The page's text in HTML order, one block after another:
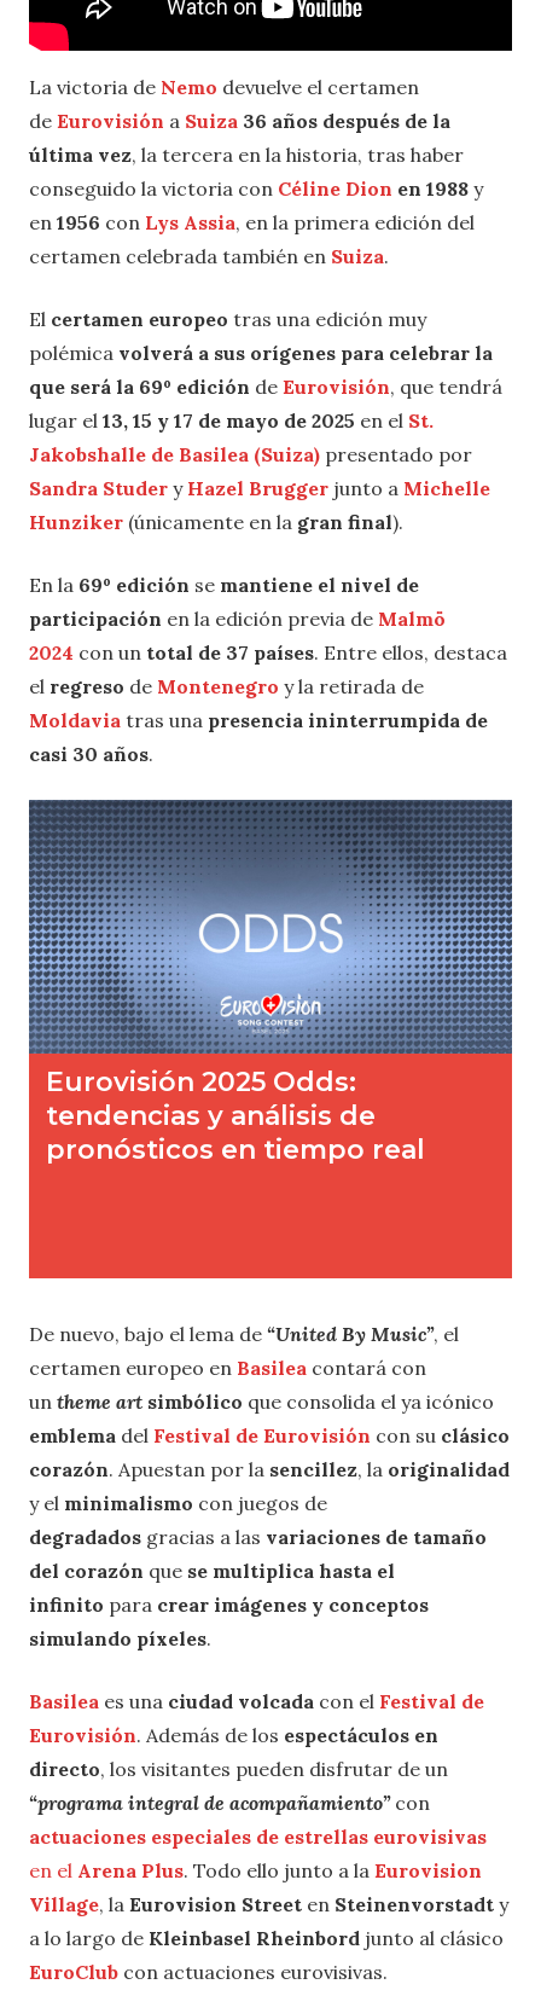
La victoria de Nemo devuelve el certamen
de Eurovisión a Suiza 36 años después de la
última vez, la tercera en la historia, tras haber
conseguido la victoria con Céline Dion en 1988 y
en 1956 con Lys Assia, en la primera edición del
certamen celebrada también en Suiza.
El certamen europeo tras una edición muy
polémica volverá a sus orígenes para celebrar la
que será la 69º edición de Eurovisión, que tendrá
lugar el 13, 15 y 17 de mayo de 2025 en el St.
Jakobshalle de Basilea (Suiza) presentado por
Sandra Studer y Hazel Brugger junto a Michelle
Hunziker (únicamente en la gran final).
En la 69º edición se mantiene el nivel de
participación en la edición previa de Malmö
2024 con un total de 37 países. Entre ellos, destaca
el regreso de Montenegro y la retirada de
Moldavia tras una presencia ininterrumpida de
casi 30 años.
De nuevo, bajo el lema de “United By Music”, el
certamen europeo en Basilea contará con
un theme art simbólico que consolida el ya icónico
emblema del Festival de Eurovisión con su clásico
corazón. Apuestan por la sencillez, la originalidad
y el minimalismo con juegos de
degradados gracias a las variaciones de tamaño
del corazón que se multiplica hasta el
infinito para crear imágenes y conceptos
simulando píxeles.
Basilea es una ciudad volcada con el Festival de
Eurovisión. Además de los espectáculos en
directo, los visitantes pueden disfrutar de un
“programa integral de acompañamiento”con
actuaciones especiales de estrellas eurovisivas
en el Arena Plus. Todo ello junto a la Eurovision
Village, la Eurovision Street en Steinenvorstadt y
a lo largo de Kleinbasel Rheinbord junto al clásico
EuroClub con actuaciones eurovisivas.